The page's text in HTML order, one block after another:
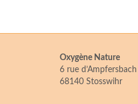
Oxygène Nature
6 rue d’Ampfersbach
68140 Stosswihr